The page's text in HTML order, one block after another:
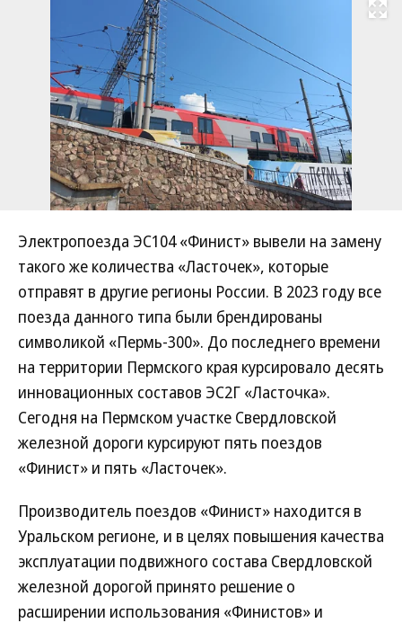
Развернуть
Электропоезда ЭС104 «Финист» вывели на замену
такого же количества «Ласточек», которые
отправят в другие регионы России. В 2023 году все
поезда данного типа были брендированы
символикой «Пермь-300». До последнего времени
на территории Пермского края курсировало десять
инновационных составов ЭС2Г «Ласточка».
Сегодня на Пермском участке Свердловской
железной дороги курсируют пять поездов
«Финист» и пять «Ласточек».
Производитель поездов «Финист» находится в
Уральском регионе, и в целях повышения качества
эксплуатации подвижного состава Свердловской
железной дорогой принято решение о
расширении использования «Финистов» и